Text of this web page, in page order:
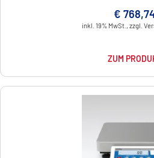
€
inkl. 19% MwSt., zzgl.
ZUM